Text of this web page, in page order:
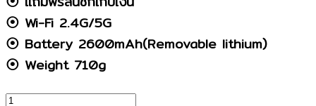
⦿ Wi-Fi 2.4G/5G
⦿ Battery 2600mAh(Removable lithium)
⦿ Weight 710g
จำนวน